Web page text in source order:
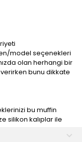
model seçenekleri
olan herhangi bir
bunu dikkate
bu muffin
silikon kalıplar ile